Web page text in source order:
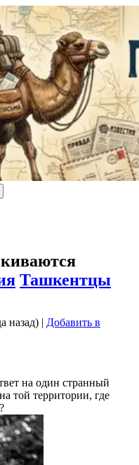
Ташкентцы
назад) | Добавить в
на один странный
той территории, где